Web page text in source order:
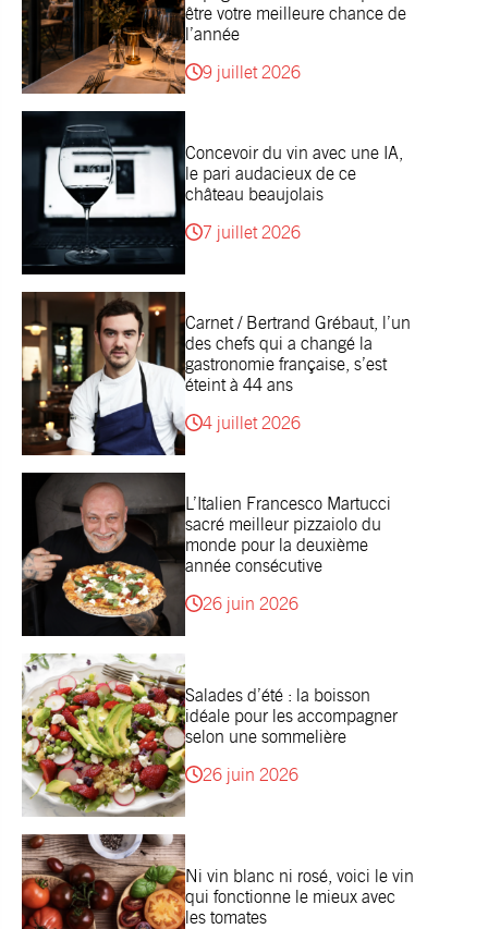
être votre meilleure chance de
l’année
9 juillet 2026
Concevoir du vin avec une IA,
le pari audacieux de ce
château beaujolais
7 juillet 2026
Carnet / Bertrand Grébaut, l’un
des chefs qui a changé la
gastronomie française, s’est
éteint à 44 ans
4 juillet 2026
L’Italien Francesco Martucci
sacré meilleur pizzaiolo du
monde pour la deuxième
année consécutive
26 juin 2026
Salades d’été : la boisson
idéale pour les accompagner
selon une sommelière
26 juin 2026
Ni vin blanc ni rosé, voici le vin
qui fonctionne le mieux avec
les tomates